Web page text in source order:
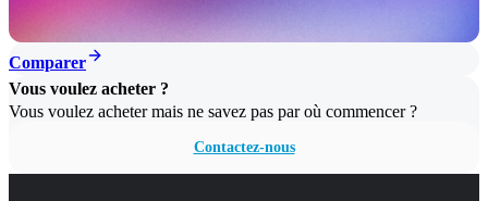
Comparer
Vous voulez acheter ?
Vous voulez acheter mais ne savez pas par où commencer ?
Contactez-nous